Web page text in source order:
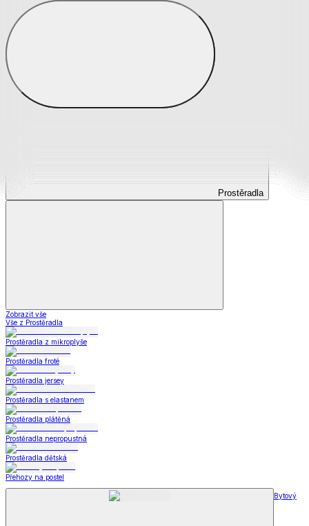
Prostěradla
Prostěradla
Zobrazit vše
Vše z Prostěradla
Prostěradla z mikroplyše
Prostěradla froté
Prostěradla jersey
Prostěradla s elastanem
Prostěradla plátěná
Prostěradla nepropustná
Prostěradla dětská
Přehozy na postel
Bytový